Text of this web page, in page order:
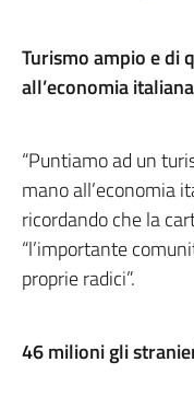
Turismo ampio e di
all’economia italiana
“Puntiamo ad un
mano all’economia
ricordando che la
“l’importante
proprie radici”.
46 milioni gli